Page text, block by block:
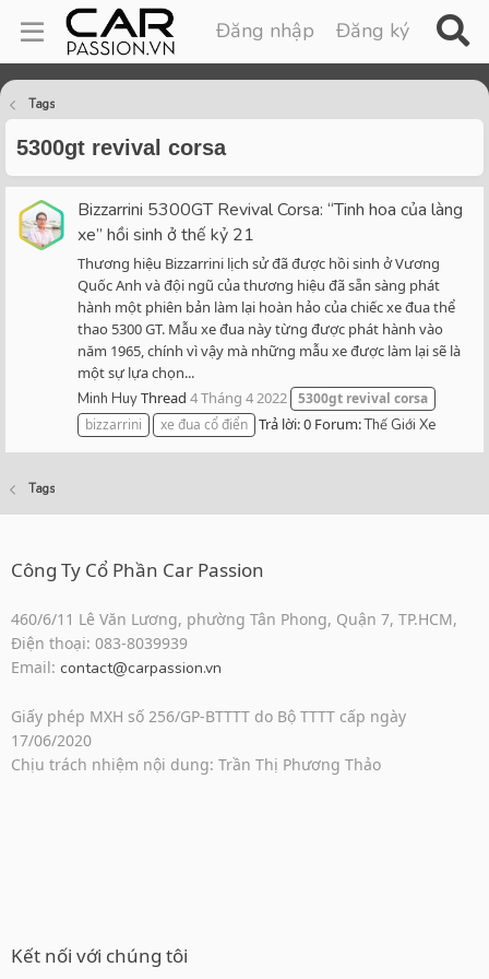
Đăng nhập Đăng ký
Tags
5300gt revival corsa
Bizzarrini 5300GT Revival Corsa: “Tinh hoa của làng
xe” hồi sinh ở thế kỷ 21
Thương hiệu Bizzarrini lịch sử đã được hồi sinh ở Vương
Quốc Anh và đội ngũ của thương hiệu đã sẵn sàng phát
hành một phiên bản làm lại hoàn hảo của chiếc xe đua thể
thao 5300 GT. Mẫu xe đua này từng được phát hành vào
năm 1965, chính vì vậy mà những mẫu xe được làm lại sẽ là
một sự lựa chọn...
Minh HuyThread 4 Tháng 4 2022 5300gt revival corsa
bizzarrini
xe đua cổ điển Trả lời: 0 Forum:Thế Giới Xe
Tags
Công Ty Cổ Phần Car Passion
460/6/11 Lê Văn Lương, phường Tân Phong, Quận 7, TP.HCM,
Điện thoại: 083-8039939
Email: contact@carpassion.vn
Giấy phép MXH số 256/GP-BTTTT do Bộ TTTT cấp ngày
17/06/2020
Chịu trách nhiệm nội dung: Trần Thị Phương Thảo
Kết nối với chúng tôi